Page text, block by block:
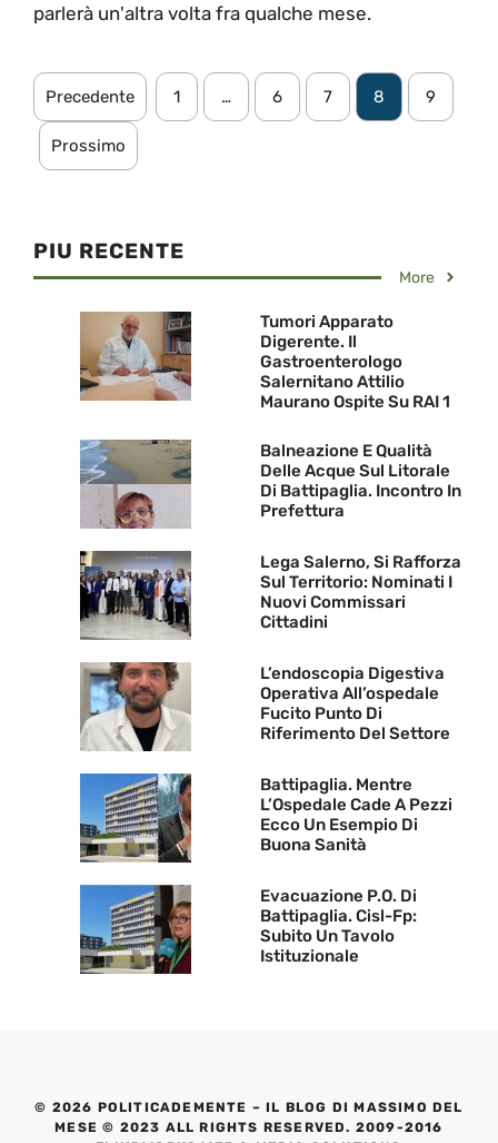
parlerà un'altra volta fra qualche mese.
Precedente 1 … 6 7 8 9
Prossimo
PIU RECENTE
More
Tumori Apparato
Digerente. Il
Gastroenterologo
Salernitano Attilio
Maurano Ospite Su RAI 1
Balneazione E Qualità
Delle Acque Sul Litorale
Di Battipaglia. Incontro In
Prefettura
Lega Salerno, Si Rafforza
Sul Territorio: Nominati I
Nuovi Commissari
Cittadini
L’endoscopia Digestiva
Operativa All’ospedale
Fucito Punto Di
Riferimento Del Settore
Battipaglia. Mentre
L’Ospedale Cade A Pezzi
Ecco Un Esempio Di
Buona Sanità
Evacuazione P.O. Di
Battipaglia. Cisl-Fp:
Subito Un Tavolo
Istituzionale
© 2026 POLITICADEMENTE – IL BLOG DI MASSIMO DEL
MESE © 2023 ALL RIGHTS RESERVED. 2009-2016